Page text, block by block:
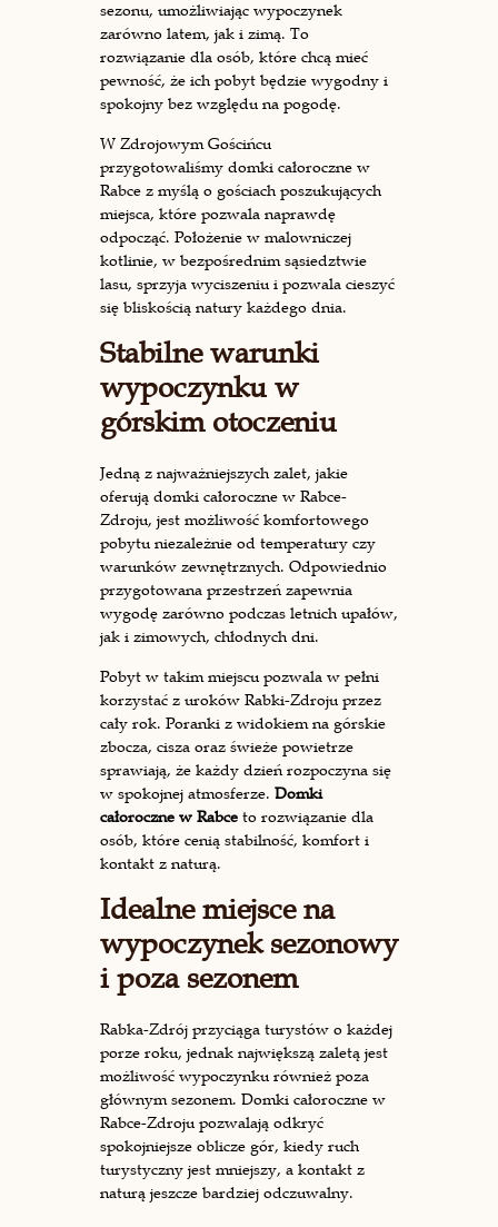
sezonu, umożliwiając wypoczynek
zarówno latem, jak i zimą. To
rozwiązanie dla osób, które chcą mieć
pewność, że ich pobyt będzie wygodny i
spokojny bez względu na pogodę.
W Zdrojowym Gościńcu
przygotowaliśmy domki całoroczne w
Rabce z myślą o gościach poszukujących
miejsca, które pozwala naprawdę
odpocząć. Położenie w malowniczej
kotlinie, w bezpośrednim sąsiedztwie
lasu, sprzyja wyciszeniu i pozwala cieszyć
się bliskością natury każdego dnia.
Stabilne warunki
wypoczynku w
górskim otoczeniu
Jedną z najważniejszych zalet, jakie
oferują domki całoroczne w Rabce-
Zdroju, jest możliwość komfortowego
pobytu niezależnie od temperatury czy
warunków zewnętrznych. Odpowiednio
przygotowana przestrzeń zapewnia
wygodę zarówno podczas letnich upałów,
jak i zimowych, chłodnych dni.
Pobyt w takim miejscu pozwala w pełni
korzystać z uroków Rabki-Zdroju przez
cały rok. Poranki z widokiem na górskie
zbocza, cisza oraz świeże powietrze
sprawiają, że każdy dzień rozpoczyna się
w spokojnej atmosferze. Domki
całoroczne w Rabce to rozwiązanie dla
osób, które cenią stabilność, komfort i
kontakt z naturą.
Idealne miejsce na
wypoczynek sezonowy
i poza sezonem
Rabka-Zdrój przyciąga turystów o każdej
porze roku, jednak największą zaletą jest
możliwość wypoczynku również poza
głównym sezonem. Domki całoroczne w
Rabce-Zdroju pozwalają odkryć
spokojniejsze oblicze gór, kiedy ruch
turystyczny jest mniejszy, a kontakt z
naturą jeszcze bardziej odczuwalny.